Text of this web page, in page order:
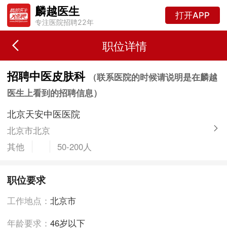
麟越医生
专注医院招聘22年
打开APP
职位详情
招聘中医皮肤科
（联系医院的时候请说明是在麟越
医生上看到的招聘信息）
北京天安中医医院
北京市北京
其他
50-200人
职位要求
工作地点：北京市
年龄要求：46岁以下